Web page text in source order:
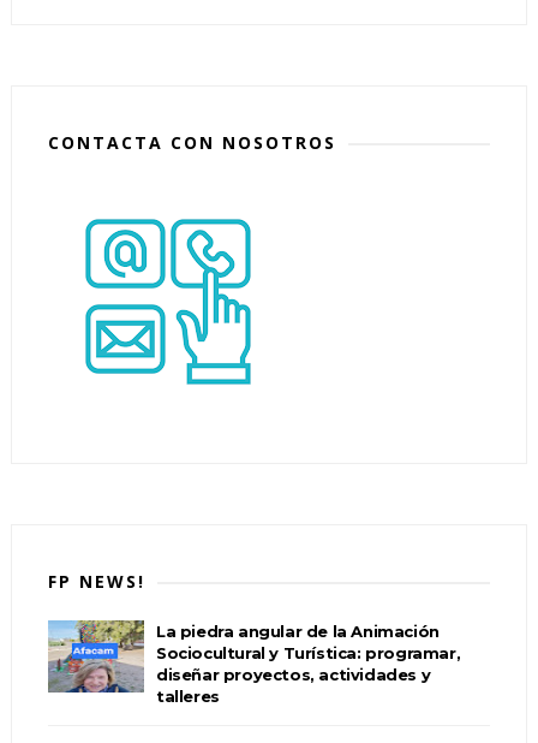
CONTACTA CON NOSOTROS
FP NEWS!
La piedra angular de la Animación
Sociocultural y Turística: programar,
diseñar proyectos, actividades y
talleres